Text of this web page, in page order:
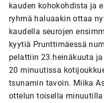
kauden kohokohdista ja
ryhmä haluaakin ottaa
kaudella seurojen
kyytiä Prunttimäessä
pelattiin 23.heinäkuuta
20 minuutissa
tsunamin tavoin. Miika
ottelun toisella